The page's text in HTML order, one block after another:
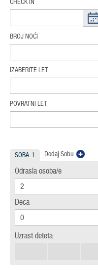
CHECK IN
BROJ NOĆI
IZABERITE LET
POVRATNI LET
SOBA 1 Dodaj Sobu
Odrasla osoba/e
Deca
Uzrast deteta